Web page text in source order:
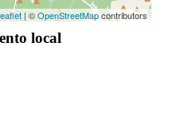
| ©OpenStreetMapcontributors
local